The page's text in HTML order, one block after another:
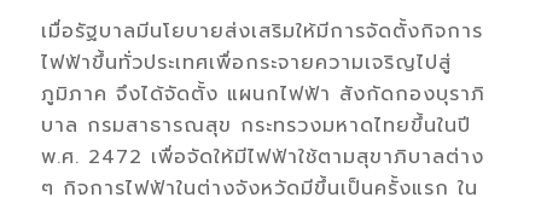
เมื่อรัฐบาลมีนโยบายส่งเสริมให้มีการจัดตั้งกิจการ
ไฟฟ้าขึ้นทั่วประเทศเพื่อกระจายความเจริญไปสู่
ภูมิภาค จึงได้จัดตั้ง แผนกไฟฟ้า สังกัดกองบุราภิ
บาล กรมสาธารณสุข กระทรวงมหาดไทยขึ้นในปี
พ.ศ. 2472 เพื่อจัดให้มีไฟฟ้าใช้ตามสุขาภิบาลต่าง
ๆ กิจการไฟฟ้าในต่างจังหวัดมีขึ้นเป็นครั้งแรก ใน